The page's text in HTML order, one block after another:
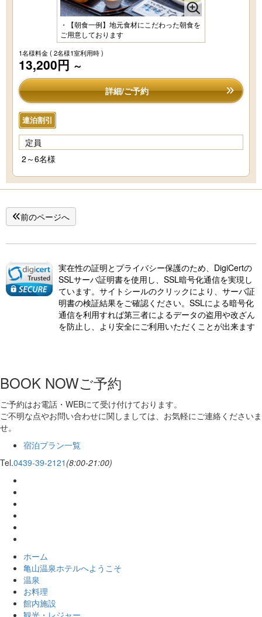
・【朝食一例】地元食材にこだわった朝食を
ご用意しております
1名様料金( 2名様1室利用時 )
13,200円 ～
詳細/ご予約
連泊割引
定員
2～6名様
前のページへ
実在性の証明とプライバシー保護のため、DigiCertの
SSLサーバ証明書を使用し、SSL暗号化通信を実現し
ています。サイトシールのクリックにより、サーバ証
明書の検証結果をご確認ください。SSLによる暗号化
通信を利用すれば第三者によるデータの盗用や改ざん
を防止し、より安全にご利用いただくことが出来ます
BOOK NOWご予約
ご予約はお電話・WEBにて受け付けております。
ご不明な点やお問い合わせに関しましては、お気軽にご連絡くださいま
せ。
宿泊プラン一覧
Tel.0439-39-2121 (8:00-21:00)
ホーム
亀山温泉ホテルへようこそ
温泉
お料理
館内施設